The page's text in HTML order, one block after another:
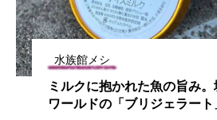
水族館メシ
ミルクに抱かれた魚の旨み
ワールドの「ブリジェラート